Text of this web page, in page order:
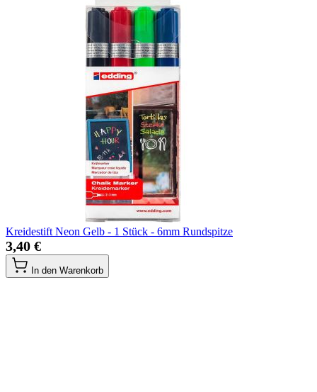
Kreidestift Neon Gelb - 1 Stück - 6mm Rundspitze
3,40 €
In den Warenkorb